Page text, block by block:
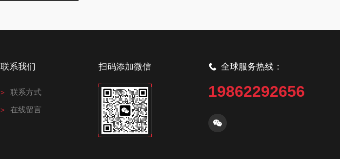
联系我们
联系方式
在线留言
扫码添加微信 全球服务热线：
19862292656